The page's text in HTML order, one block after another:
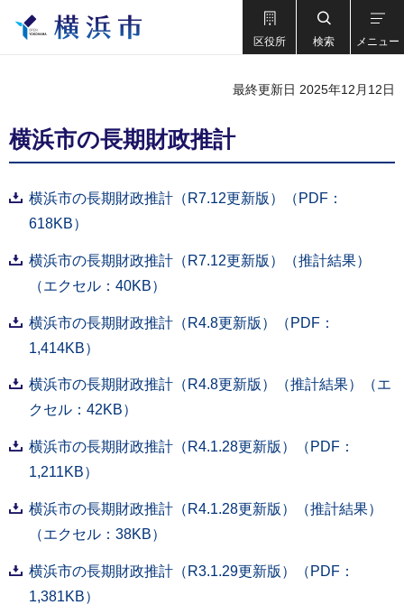
区役所 検索 メニュー
最終更新日 2025年12月12日
横浜市の長期財政推計
横浜市の長期財政推計（R7.12更新版）（PDF：
618KB）
横浜市の長期財政推計（R7.12更新版）（推計結果）
（エクセル：40KB）
横浜市の長期財政推計（R4.8更新版）（PDF：
1,414KB）
横浜市の長期財政推計（R4.8更新版）（推計結果）（エ
クセル：42KB）
横浜市の長期財政推計（R4.1.28更新版）（PDF：
1,211KB）
横浜市の長期財政推計（R4.1.28更新版）（推計結果）
（エクセル：38KB）
横浜市の長期財政推計（R3.1.29更新版）（PDF：
1,381KB）